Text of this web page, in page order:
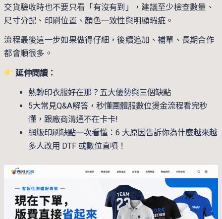
交貨驗收時也不要只看「有沒有到」，建議至少檢查數量、
尺寸分配、印刷位置、顏色一致性與明顯瑕疵。
流程最後這一步如果做得仔細，後續追加、補單、長期合作
都會順很多。
延伸閱讀：
熱轉印衣服好在那？五大優勢與三個缺點
5大常見Q&A解答，秒懂團體服數位燙金流程看完秒
懂，跟廠商溝通不在卡卡!
網版印刷缺點一次看懂：6 大原因告訴你為什麼越來越
多人改用 DTF 或數位直噴！